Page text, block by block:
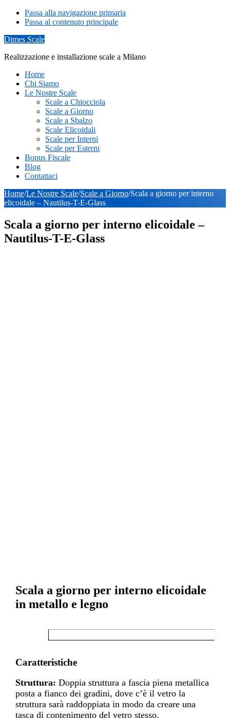
Passa alla navigazione primaria
Passa al contenuto principale
Dimes Scale
Realizzazione e installazione scale a Milano
Home
Chi Siamo
Le Nostre Scale
Scale a Chiocciola
Scale a Giorno
Scale a Sbalzo
Scale Elicoidali
Scale per Interni
Scale per Esterni
Bonus Fiscale
Blog
Contattaci
Home/Le Nostre Scale/Scale a Giorno/Scala a giorno per interno
elicoidale – Nautilus-T-E-Glass
Scala a giorno per interno elicoidale –
Nautilus-T-E-Glass
Scala a giorno per interno elicoidale
in metallo e legno
Caratteristiche
Struttura: Doppia struttura a fascia piena metallica
posta a fianco dei gradini, dove c’è il vetro la
struttura sarà raddoppiata in modo da creare una
tasca di contenimento del vetro stesso.